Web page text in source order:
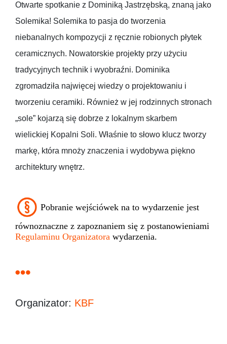
Otwarte spotkanie z Dominiką Jastrzębską, znaną jako
Solemika! Solemika to pasja do tworzenia
niebanalnych kompozycji z ręcznie robionych płytek
ceramicznych. Nowatorskie projekty przy użyciu
tradycyjnych technik i wyobraźni. Dominika
zgromadziła najwięcej wiedzy o projektowaniu i
tworzeniu ceramiki. Również w jej rodzinnych stronach
„sole” kojarzą się dobrze z lokalnym skarbem
wielickiej Kopalni Soli. Właśnie to słowo klucz tworzy
markę, która mnoży znaczenia i wydobywa piękno
architektury wnętrz.
Pobranie wejściówek na to wydarzenie jest
równoznaczne z zapoznaniem się z postanowieniami
Regulaminu Organizatora wydarzenia.
Organizator: KBF